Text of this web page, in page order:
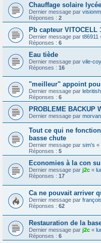
Chauffage solaire
Dernier message par
Réponses : 2
Pb capteur VITOCELL
Dernier message par t86911
Réponses : 6
Eau tiède
Dernier message par vile-
Réponses : 16
"meilleur" appoint
Dernier message par lebritish
Réponses : 6
PROBLEME BACKUP
Dernier message par morvan
Tout ce qui ne
basse chute
Dernier message par sim's «
Réponses : 5
Economies à la con
Dernier message par j2c «
Réponses : 17
Ca ne pouvait arriver
Dernier message par
Réponses : 62
Restauration de la
Dernier message par j2c «
Réponses : 6